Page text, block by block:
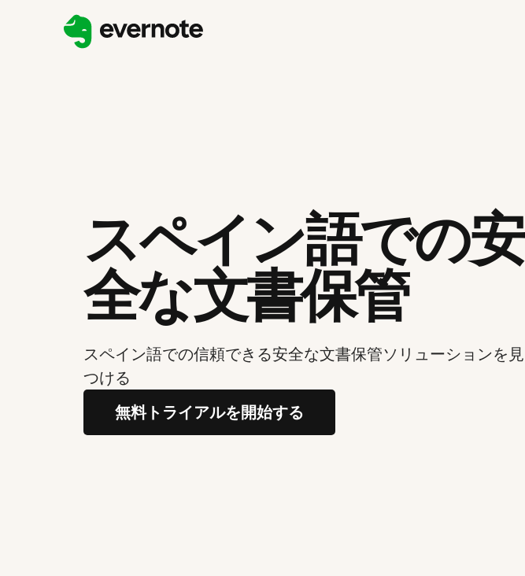
スペイン語での安
全な文書保管
スペイン語での信頼できる安全な文書保管ソリューションを見
つける
無料トライアルを開始する